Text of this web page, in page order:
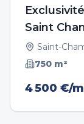
Saint
Saint-
750 m²
4 500 €/